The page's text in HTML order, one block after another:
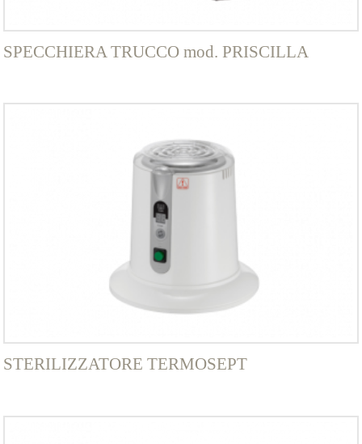
SPECCHIERA TRUCCO mod. PRISCILLA
STERILIZZATORE TERMOSEPT